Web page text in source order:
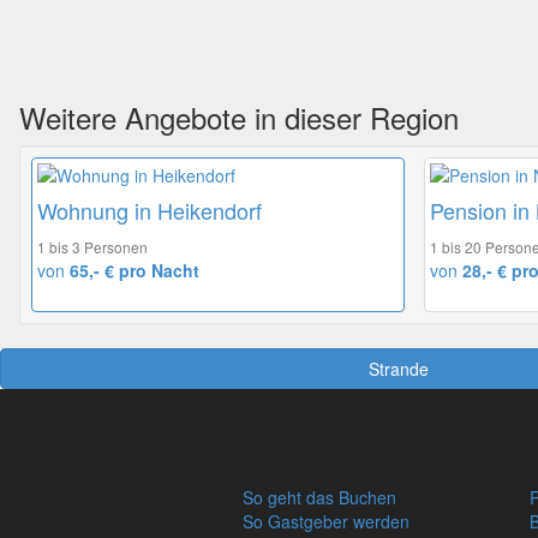
Weitere Angebote in dieser Region
Wohnung in Heikendorf
1 bis 3 Personen
von 65,- € pro Nacht
Pension
1 bis 20
von 28,- €
Strande
So geht das Buchen
So Gastgeber werden